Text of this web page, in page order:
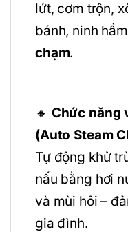
lứt, cơm trộn,
bánh, ninh
chạm.
🔸 Chức năng
(Auto Steam
Tự động khử
nấu bằng hơi
và mùi hôi –
gia đình.